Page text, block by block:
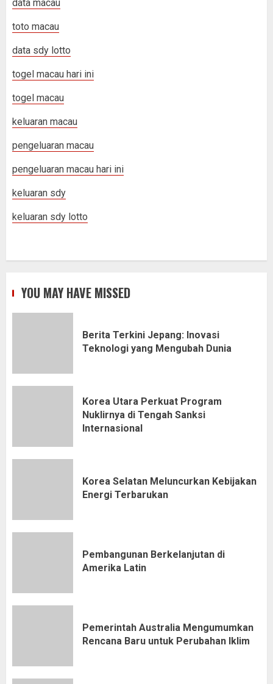
data macau
toto macau
data sdy lotto
togel macau hari ini
togel macau
keluaran macau
pengeluaran macau
pengeluaran macau hari ini
keluaran sdy
keluaran sdy lotto
YOU MAY HAVE MISSED
Berita Terkini Jepang: Inovasi
Teknologi yang Mengubah Dunia
Korea Utara Perkuat Program
Nuklirnya di Tengah Sanksi
Internasional
Korea Selatan Meluncurkan Kebijakan
Energi Terbarukan
Pembangunan Berkelanjutan di
Amerika Latin
Pemerintah Australia Mengumumkan
Rencana Baru untuk Perubahan Iklim